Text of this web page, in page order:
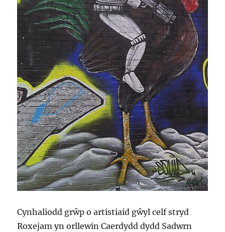
Cynhaliodd grŵp o artistiaid gŵyl celf stryd
Roxejam yn orllewin Caerdydd dydd Sadwrn